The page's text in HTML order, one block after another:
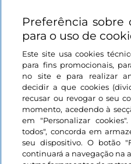
Ligações úteis
Iniciar sessão
Mantenha-se em contacto
Preferência
para o uso de
Este site usa cookies
para fins promocionais,
no site e para realizar
decidir a que cookies
recusar ou revogar o seu
momento, acedendo à
em "Personalizar
todos", concorda em
seu dispositivo. O botão
continuará a navegação na